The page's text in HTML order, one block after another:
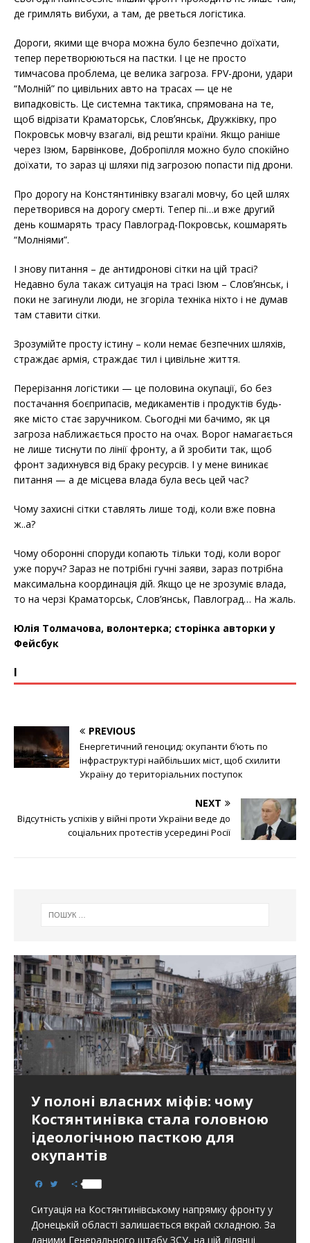
k
де гримлять вибухи, а там, де рветься логістика.
Дороги, якими ще вчора можна було безпечно доїхати,
тепер перетворюються на пастки. І це не просто
тимчасова проблема, це велика загроза. FPV-дрони, удари
“Молній” по цивільних авто на трасах — це не
випадковість. Це системна тактика, спрямована на те,
щоб відрізати Краматорськ, Словʼянськ, Дружківку, про
Покровськ мовчу взагалі, від решти країни. Якщо раніше
через Ізюм, Барвінкове, Добропілля можно було спокійно
доїхати, то зараз ці шляхи під загрозою попасти під дрони.
Про дорогу на Констянтинівку взагалі мовчу, бо цей шлях
перетворився на дорогу смерті. Тепер пі…и вже другий
день кошмарять трасу Павлоград-Покровськ, кошмарять
“Молніями”.
І знову питання – де антидронові сітки на цій трасі?
Недавно була такаж ситуація на трасі Ізюм – Словʼянськ, і
поки не загинули люди, не згоріла техніка ніхто і не думав
там ставити сітки.
Зрозумійте просту істину – коли немає безпечних шляхів,
страждає армія, страждає тил і цивільне життя.
Перерізання логістики — це половина окупації, бо без
постачання боєприпасів, медикаментів і продуктів будь-
яке місто стає заручником. Сьогодні ми бачимо, як ця
загроза наближається просто на очах. Ворог намагається
не лише тиснути по лінії фронту, а й зробити так, щоб
фронт задихнувся від браку ресурсів. І у мене виникає
питання — а де місцева влада була весь цей час?
Чому захисні сітки ставлять лише тоді, коли вже повна
ж..а?
Чому оборонні споруди копають тільки тоді, коли ворог
уже поруч? Зараз не потрібні гучні заяви, зараз потрібна
максимальна координація дій. Якщо це не зрозуміє влада,
то на черзі Краматорськ, Слов’янськ, Павлоград… На жаль.
Юлія Толмачова, волонтерка; сторінка авторки у
Фейсбук
І
PREVIOUS
Енергетичний геноцид: окупанти бʼють по
інфраструктурі найбільших міст, щоб схилити
Україну до територіальних поступок
NEXT
Відсутність успіхів у війні проти України веде до
соціальних протестів усередині Росії
У полоні власних міфів: чому
Костянтинівка стала головною
ідеологічною пасткою для
окупантів
e
b
o
t
t
e
S
h
r
e
Ситуація на Костянтинівському напрямку фронту у
Донецькій області залишається вкрай складною. За
даними Генерального штабу ЗСУ, на цій ділянці